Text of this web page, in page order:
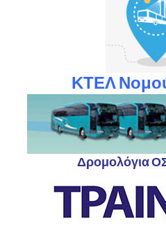
ΚΤΕΛ
Δρομολόγια